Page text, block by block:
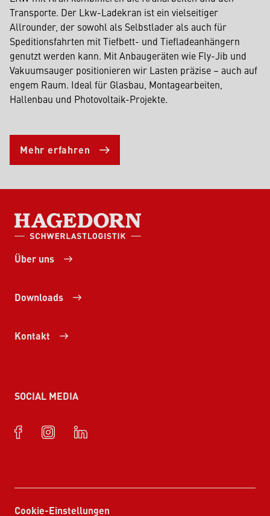
Transporte. Der Lkw-Ladekran ist ein vielseitiger
Allrounder, der sowohl als Selbstlader als auch für
Speditionsfahrten mit Tiefbett- und Tiefladeanhängern
genutzt werden kann. Mit Anbaugeräten wie Fly-Jib und
Vakuumsauger positionieren wir Lasten präzise – auch auf
engem Raum. Ideal für Glasbau, Montagearbeiten,
Hallenbau und Photovoltaik-Projekte.
Mehr erfahren
HAGEDORN SCHWERLASTLOGISTIK
Über uns
Downloads
Kontakt
SOCIAL MEDIA
Cookie-Einstellungen